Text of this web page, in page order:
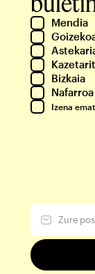
Mendia
Bizkaia
Nafarroa
Izena